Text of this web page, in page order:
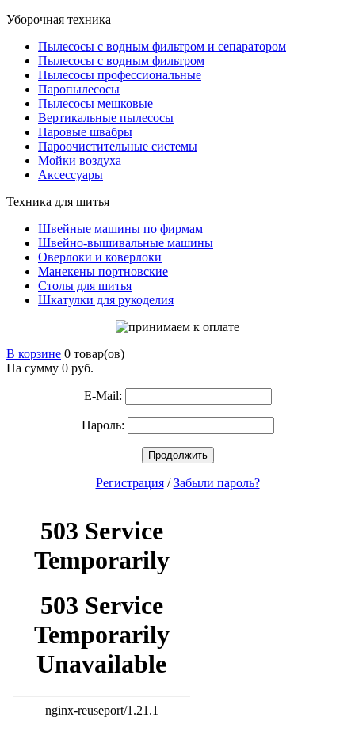
Уборочная техника
Пылесосы с водным фильтром и сепаратором
Пылесосы с водным фильтром
Пылесосы профессиональные
Паропылесосы
Пылесосы мешковые
Вертикальные пылесосы
Паровые швабры
Пароочистительные системы
Мойки воздуха
Аксессуары
Техника для шитья
Швейные машины по фирмам
Швейно-вышивальные машины
Оверлоки и коверлоки
Манекены портновские
Столы для шитья
Шкатулки для рукоделия
В корзине 0 товар(ов)
На сумму 0 руб.
E-Mail:
Пароль:
Продолжить
Регистрация/Забыли пароль?